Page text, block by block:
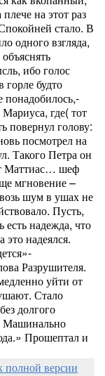
на этот раз
стало. В
одного взгляда,
ибо голос
горле будто
понадобилось,-
Мариуса, где( тот
повернул голову:
посмотрел на
Такого Петра он
Маттиас… шеф
мгновение –
шум в ушах не
Пусть,
есть надежда, что
это надеялся.
Разрушителя.
уйти от
Стало
долгого
Машинально
Прошептал и
полной версии